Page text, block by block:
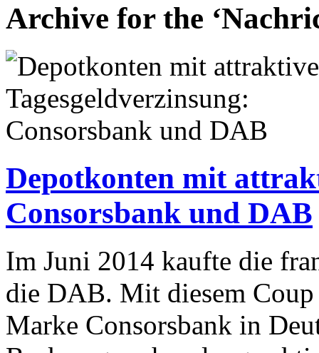
Archive for the
Depotkonten mit
Consorsbank und DAB
Im Juni 2014 kaufte die
die DAB. Mit diesem
Marke Consorsbank in